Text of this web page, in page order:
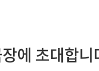
에 초대합니